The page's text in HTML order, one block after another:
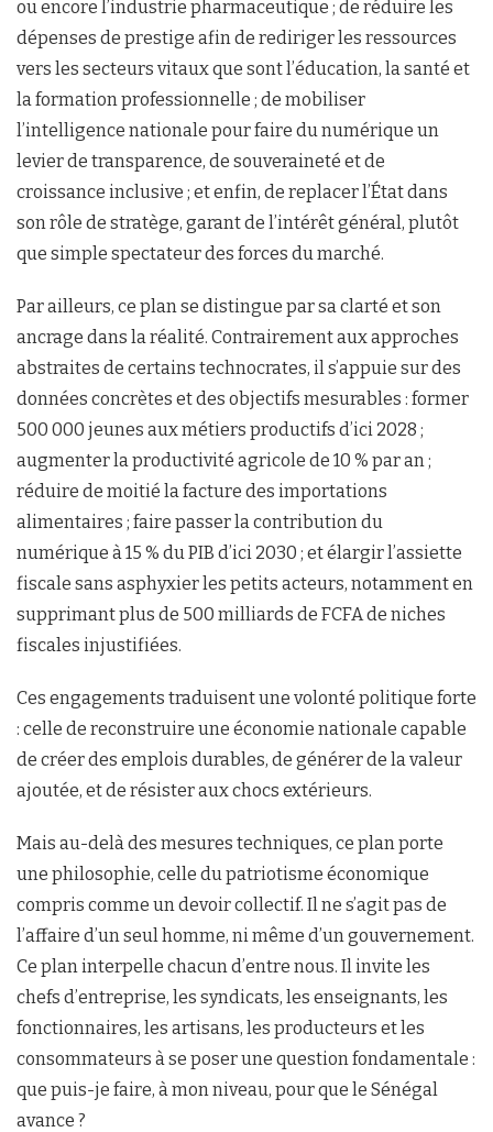
ou encore l’industrie pharmaceutique ; de réduire les
dépenses de prestige afin de rediriger les ressources
vers les secteurs vitaux que sont l’éducation, la santé et
la formation professionnelle ; de mobiliser
l’intelligence nationale pour faire du numérique un
levier de transparence, de souveraineté et de
croissance inclusive ; et enfin, de replacer l’État dans
son rôle de stratège, garant de l’intérêt général, plutôt
que simple spectateur des forces du marché.
Par ailleurs, ce plan se distingue par sa clarté et son
ancrage dans la réalité. Contrairement aux approches
abstraites de certains technocrates, il s’appuie sur des
données concrètes et des objectifs mesurables : former
500 000 jeunes aux métiers productifs d’ici 2028 ;
augmenter la productivité agricole de 10 % par an ;
réduire de moitié la facture des importations
alimentaires ; faire passer la contribution du
numérique à 15 % du PIB d’ici 2030 ; et élargir l’assiette
fiscale sans asphyxier les petits acteurs, notamment en
supprimant plus de 500 milliards de FCFA de niches
fiscales injustifiées.
Ces engagements traduisent une volonté politique forte
: celle de reconstruire une économie nationale capable
de créer des emplois durables, de générer de la valeur
ajoutée, et de résister aux chocs extérieurs.
Mais au-delà des mesures techniques, ce plan porte
une philosophie, celle du patriotisme économique
compris comme un devoir collectif. Il ne s’agit pas de
l’affaire d’un seul homme, ni même d’un gouvernement.
Ce plan interpelle chacun d’entre nous. Il invite les
chefs d’entreprise, les syndicats, les enseignants, les
fonctionnaires, les artisans, les producteurs et les
consommateurs à se poser une question fondamentale :
que puis-je faire, à mon niveau, pour que le Sénégal
avance ?